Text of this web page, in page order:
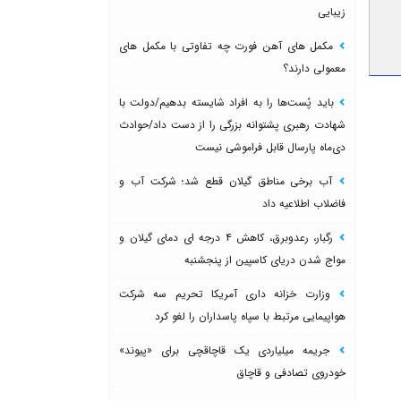
زیبایی
مکمل های آهن فورت چه تفاوتی با مکمل های
معمولی دارند؟
باید پُست‌ها را به افراد شایسته بدهیم/دولت با
شهادت رهبری پشتوانه بزرگی را از دست داد/حوادث
دی‌ماه پارسال قابل فراموشی نیست
آب برخی مناطق گیلان قطع شد؛ شرکت آب و
فاضلاب اطلاعیه داد
رگبار، رعدوبرق، کاهش ۴ درجه ای دمای گیلان و
مواج شدن دریای کاسپین از پنجشنبه
وزارت خزانه داری آمریکا تحریم سه شرکت
هواپیمایی مرتبط با سپاه پاسداران را لغو کرد
جریمه میلیاردی یک قاچاقچی برای «پیوند»
خودروی تصادفی و قاچاق